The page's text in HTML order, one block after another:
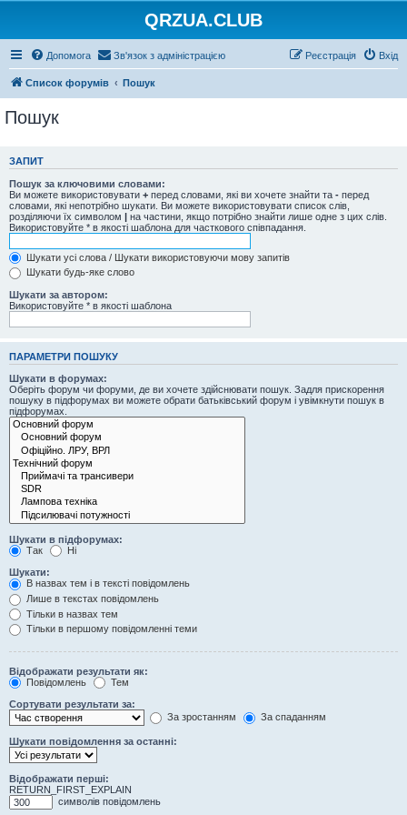
QRZUA.CLUB
Допомога Зв'язок з адміністрацією Вхід
Реєстрація
Список форумів Пошук
Пошук
ЗАПИТ
Пошук за ключовими словами:
Ви можете використовувати + перед словами, які ви хочете знайти та - перед
словами, які непотрібно шукати. Ви можете використовувати список слів,
розділяючи їх символом | на частини, якщо потрібно знайти лише одне з цих слів.
Використовуйте * в якості шаблона для часткового співпадання.
Шукати усі слова / Шукати використовуючи мову запитів
Шукати будь-яке слово
Шукати за автором:
Використовуйте * в якості шаблона
ПАРАМЕТРИ ПОШУКУ
Шукати в форумах:
Оберіть форум чи форуми, де ви хочете здійснювати пошук. Задля прискорення
пошуку в підфорумах ви можете обрати батьківський форум і увімкнути пошук в
підфорумах.
Шукати в підфорумах:
Так
Ні
Шукати:
В назвах тем і в тексті повідомлень
Лише в текстах повідомлень
Тільки в назвах тем
Тільки в першому повідомленні теми
Відображати результати як:
Повідомлень
Тем
Сортувати результати за:
За зростанням
За спаданням
Шукати повідомлення за останні:
Відображати перші:
RETURN_FIRST_EXPLAIN
символів повідомлень